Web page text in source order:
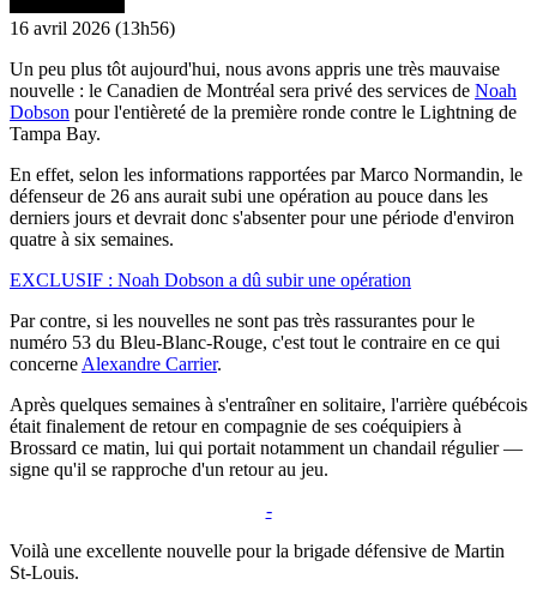
16 avril 2026 (13h56)
Un peu plus tôt aujourd'hui, nous avons appris une très mauvaise
nouvelle : le Canadien de Montréal sera privé des services de Noah
Dobson pour l'entièreté de la première ronde contre le Lightning de
Tampa Bay.
En effet, selon les informations rapportées par Marco Normandin, le
défenseur de 26 ans aurait subi une opération au pouce dans les
derniers jours et devrait donc s'absenter pour une période d'environ
quatre à six semaines.
EXCLUSIF : Noah Dobson a dû subir une opération
Par contre, si les nouvelles ne sont pas très rassurantes pour le
numéro 53 du Bleu-Blanc-Rouge, c'est tout le contraire en ce qui
concerne Alexandre Carrier.
Après quelques semaines à s'entraîner en solitaire, l'arrière québécois
était finalement de retour en compagnie de ses coéquipiers à
Brossard ce matin, lui qui portait notamment un chandail régulier —
signe qu'il se rapproche d'un retour au jeu.
-
Voilà une excellente nouvelle pour la brigade défensive de Martin
St-Louis.